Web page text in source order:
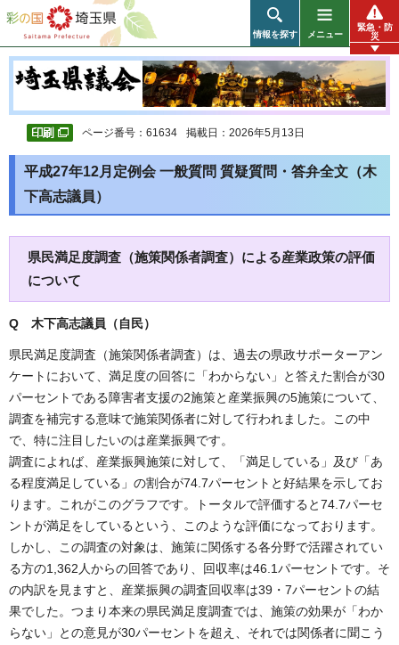
彩の国 埼玉県
情報を探す メニュー
緊急・防
災
ページ番号：61634 掲載日：2026年5月13日
平成27年12月定例会 一般質問 質疑質問・答弁全文（木
下高志議員）
県民満足度調査（施策関係者調査）による産業政策の評価
について
Q 木下高志議員（自民）
県民満足度調査（施策関係者調査）は、過去の県政サポーターアン
ケートにおいて、満足度の回答に「わからない」と答えた割合が30
パーセントである障害者支援の2施策と産業振興の5施策について、
調査を補完する意味で施策関係者に対して行われました。この中
で、特に注目したいのは産業振興です。
調査によれば、産業振興施策に対して、「満足している」及び「あ
る程度満足している」の割合が74.7パーセントと好結果を示してお
ります。これがこのグラフです。トータルで評価すると74.7パーセ
ントが満足をしているという、このような評価になっております。
しかし、この調査の対象は、施策に関係する各分野で活躍されてい
る方の1,362人からの回答であり、回収率は46.1パーセントです。そ
の内訳を見ますと、産業振興の調査回収率は39・7パーセントの結
果でした。つまり本来の県民満足度調査では、施策の効果が「わか
らない」との意見が30パーセントを超え、それでは関係者に聞こう